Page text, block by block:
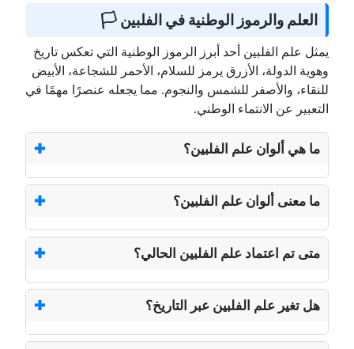
العلم والرموز الوطنية في الفلبين 🏳️
يمثل علم الفلبين أحد أبرز الرموز الوطنية التي تعكس تاريخ
وهوية الدولة، الأزرق يرمز للسلام، الأحمر للشجاعة، الأبيض
للنقاء، والأصفر للشمس والنجوم. مما يجعله عنصرًا مهمًا في
التعبير عن الانتماء الوطني.
ما هي ألوان علم الفلبين؟
ما معنى ألوان علم الفلبين؟
متى تم اعتماد علم الفلبين الحالي؟
هل تغير علم الفلبين عبر التاريخ؟